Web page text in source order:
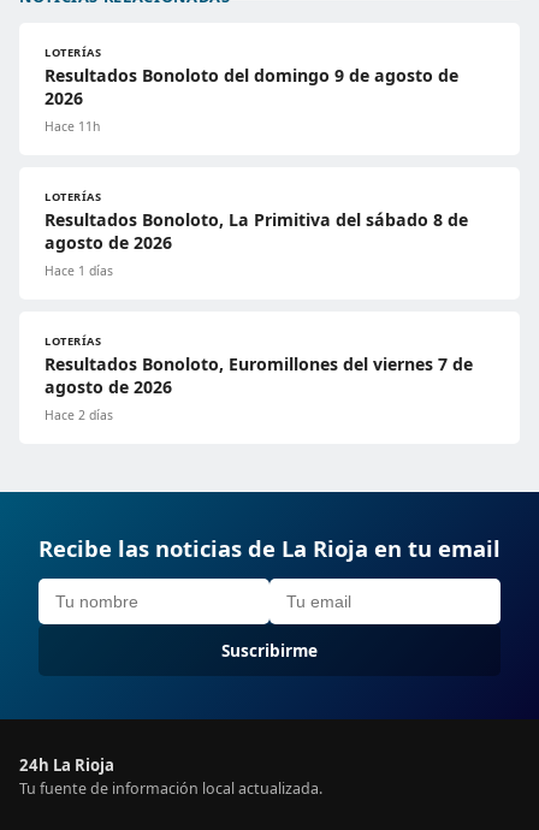
LOTERÍAS
Resultados Bonoloto del domingo 9 de agosto de
2026
Hace 11h
LOTERÍAS
Resultados Bonoloto, La Primitiva del sábado 8 de
agosto de 2026
Hace 1 días
LOTERÍAS
Resultados Bonoloto, Euromillones del viernes 7 de
agosto de 2026
Hace 2 días
Recibe las noticias de La Rioja en tu email
Suscribirme
24h La Rioja
Tu fuente de información local actualizada.